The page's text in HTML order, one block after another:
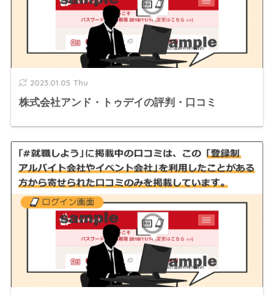
2023.01.05 Thu
株式会社アンド・トゥデイの評判・口コミ